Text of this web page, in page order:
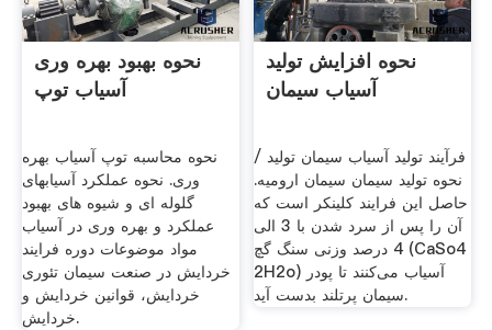
نحوه بهبود بهره وری
آسیاب توپ
نحوه محاسبه توپ آسیاب بهره
وری. نحوه عملکرد آسیابهای
گلوله ای و شیوه های بهبود
عملکرد و بهره وری در آسیاب
مواد موضوعات دوره فرایند
خردایش در صنعت سیمان تئوری
خردایش، قوانین خردایش و
خردایش.
نحوه افزایش تولید
آسیاب سیمان
فرآیند تولید آسیاب سیمان توليد /
نحوه توليد سيمان سیمان ارومیه.
حاصل این فرایند كلینكر است كه
آن را پس از سرد شدن با 3 الی
4 درصد وزنی سنگ گچ (CaSo4
2H2o) آسیاب می‌كنند تا پودر
سیمان پرتلند بدست آید.